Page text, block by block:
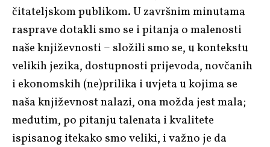
čitateljskom publikom. U završnim minutama
rasprave dotakli smo se i pitanja o malenosti
naše književnosti – složili smo se, u kontekstu
velikih jezika, dostupnosti prijevoda, novčanih
i ekonomskih (ne)prilika i uvjeta u kojima se
naša književnost nalazi, ona možda jest mala;
međutim, po pitanju talenata i kvalitete
ispisanog itekako smo veliki, i važno je da